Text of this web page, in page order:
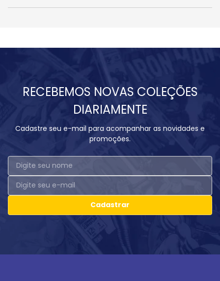
RECEBEMOS NOVAS COLEÇÕES
DIARIAMENTE
Cadastre seu e-mail para acompanhar as novidades e
promoções.
Cadastrar